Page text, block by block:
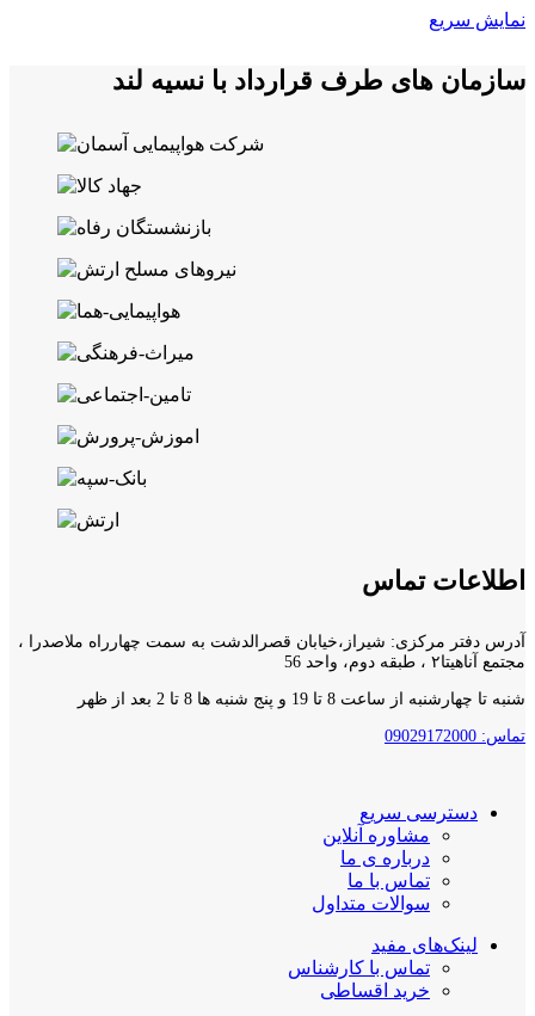
نمایش سریع
سازمان های طرف قرارداد با نسیه لند
اطلاعات تماس
آدرس دفتر مرکزی: شیراز،خیابان قصرالدشت به سمت چهارراه ملاصدرا ،
مجتمع آناهیتا۲ ، طبقه دوم، واحد 56
شنبه تا چهارشنبه از ساعت 8 تا 19 و پنج شنبه ها 8 تا 2 بعد از ظهر
تماس: 09029172000
دسترسی سریع
مشاوره آنلاین
درباره ی ما
تماس با ما
سوالات متداول
لینک‌های مفید
تماس با کارشناس
خرید اقساطی